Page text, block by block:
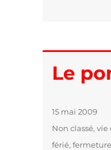
Le
Publié
le
15 mai 2009
Catégories
Non classé, vie
Étiquettes
férié, fermeture